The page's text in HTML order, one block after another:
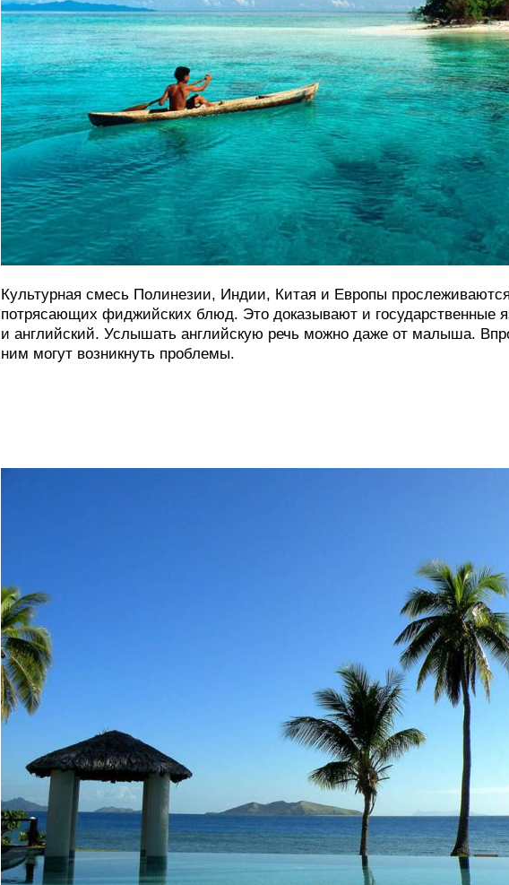
Культурная смесь Полинезии, Индии, Китая и Европы
потрясающих фиджийских блюд. Это доказывают и
и английский. Услышать английскую речь можно даже от малыша.
ним могут возникнуть проблемы.